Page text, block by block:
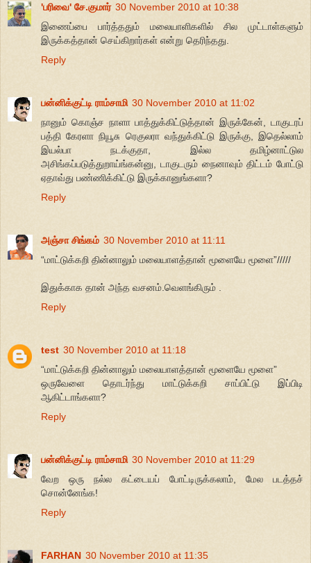
'பரிவை' சே.குமார் 30 November 2010 at 10:38
இணைப்பை பார்த்ததும் மலையாளிகளில் சில முட்டாள்களும்
இருக்கத்தான் செய்கிறார்கள் என்று தெரிந்தது.
Reply
பன்னிக்குட்டி ராம்சாமி 30 November 2010 at 11:02
நானும் கொஞ்ச நாளா பாத்துக்கிட்டுத்தான் இருக்கேன், டாகுடரப்
பத்தி கேரளா நியூசு ரெகுலரா வந்துக்கிட்டு இருக்கு, இதெல்லாம்
இயல்பா நடக்குதா, இல்ல தமிழ்னாட்டுல
அசிங்கப்படுத்துறாய்ங்கன்னு, டாகுடரும் நைனாவும் திட்டம் போட்டு
ஏதாவ்து பண்ணிக்கிட்டு இருக்கானுங்களா?
Reply
அஞ்சா சிங்கம் 30 November 2010 at 11:11
“மாட்டுக்கறி தின்னாலும் மலையாளத்தான் மூளையே மூளை”/////
இதுக்காக தான் அந்த வசனம்.வெளங்கிரும் .
Reply
test 30 November 2010 at 11:18
“மாட்டுக்கறி தின்னாலும் மலையாளத்தான் மூளையே மூளை”
ஒருவேளை தொடர்ந்து மாட்டுக்கறி சாப்பிட்டு இப்பிடி
ஆகிட்டாங்களா?
Reply
பன்னிக்குட்டி ராம்சாமி 30 November 2010 at 11:29
வேற ஒரு நல்ல கட்டையப் போட்டிருக்கலாம், மேல படத்தச்
சொன்னேங்க!
Reply
FARHAN 30 November 2010 at 11:35